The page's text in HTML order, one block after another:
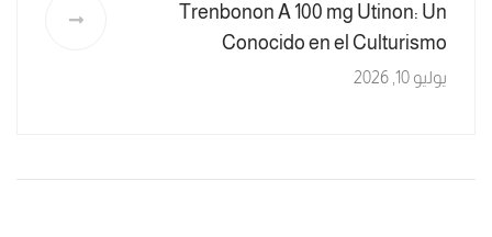
Trenbonon A 100 mg Utinon: Un
Conocido en el Culturismo
يوليو 10, 2026